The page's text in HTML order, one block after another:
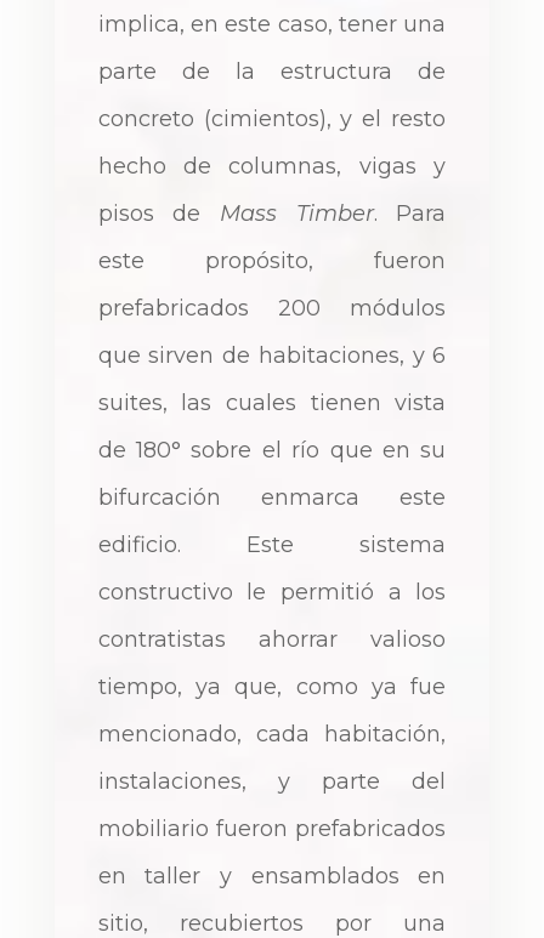
implica, en este caso, tener una
parte de la estructura de
concreto (cimientos), y el resto
hecho de columnas, vigas y
pisos de Mass Timber. Para
este propósito, fueron
prefabricados 200 módulos
que sirven de habitaciones, y 6
suites, las cuales tienen vista
de 180° sobre el río que en su
bifurcación enmarca este
edificio. Este sistema
constructivo le permitió a los
contratistas ahorrar valioso
tiempo, ya que, como ya fue
mencionado, cada habitación,
instalaciones, y parte del
mobiliario fueron prefabricados
en taller y ensamblados en
sitio, recubiertos por una